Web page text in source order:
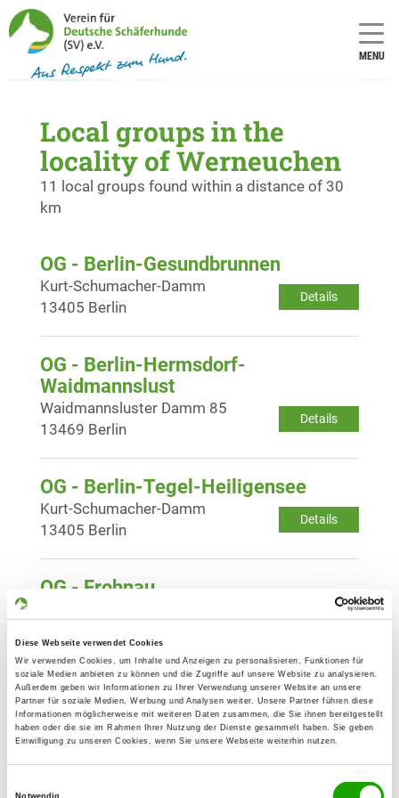
Diese Webseite verwendet Cookies
Wir verwenden Cookies, um Inhalte und Anzeigen zu personalisieren, Funktionen für
soziale Medien anbieten zu können und die Zugriffe auf unsere Website zu analysieren.
Außerdem geben wir Informationen zu Ihrer Verwendung unserer Website an unsere
Partner für soziale Medien, Werbung und Analysen weiter. Unsere Partner führen diese
Informationen möglicherweise mit weiteren Daten zusammen, die Sie ihnen bereitgestellt
haben oder die sie im Rahmen Ihrer Nutzung der Dienste gesammelt haben. Sie geben
Einwilligung zu unseren Cookies, wenn Sie unsere Webseite weiterhin nutzen.
Notwendig
MENU
Local groups in the
locality of Werneuchen
11 local groups found within a distance of 30
km
OG - Berlin-Gesundbrunnen
Details
Kurt-Schumacher-Damm
13405 Berlin
OG - Berlin-Hermsdorf-
Waidmannslust
Details
Waidmannsluster Damm 85
13469 Berlin
OG - Berlin-Tegel-Heiligensee
Details
Kurt-Schumacher-Damm
13405 Berlin
OG - Frohnau
Details
OG - Biesdorf-Mahlsdorf
Details
Alt Biesdorf 53
12683 Berlin
OG - Melchow